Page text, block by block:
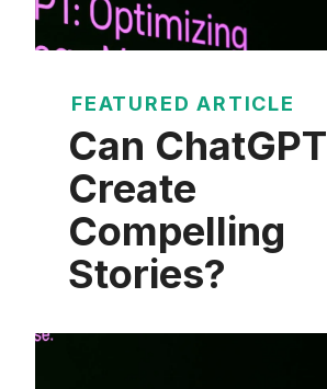
FEATURED ARTICLE
Can ChatGPT
Create
Compelling
Stories?